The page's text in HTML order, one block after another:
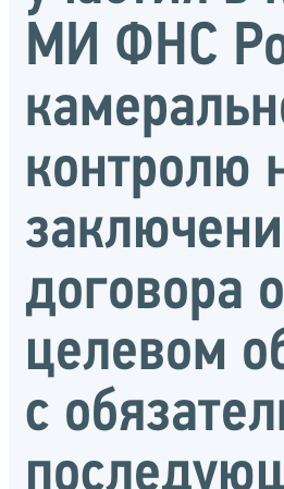
МИ ФНС
контролю
договора о
целевом
с